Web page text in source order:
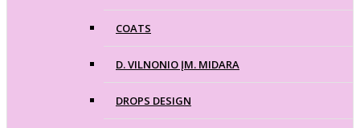
COATS
D. VILNONIO ĮM. MIDARA
DROPS DESIGN